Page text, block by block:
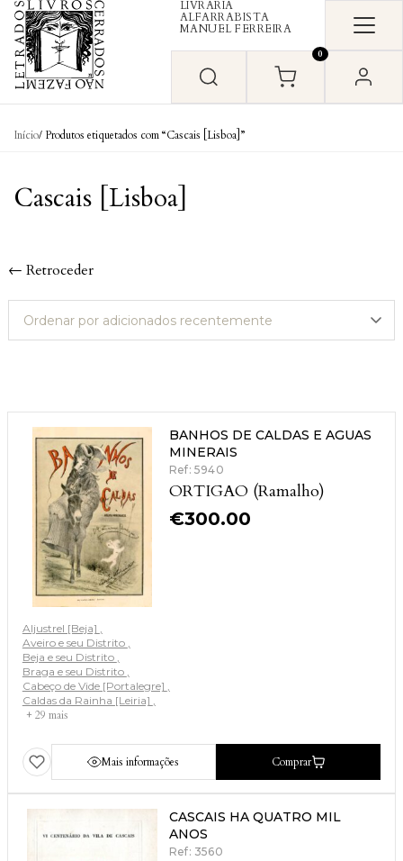
Skip to content
LIVRARIA
ALFARRABISTA
MANUEL FERREIRA
0
Início/ Produtos etiquetados com “Cascais [Lisboa]”
Cascais [Lisboa]
← Retroceder
BANHOS DE CALDAS E AGUAS
MINERAIS
Ref: 5940
ORTIGAO (Ramalho)
€300.00
Aljustrel [Beja]
Aveiro e seu Distrito
Beja e seu Distrito
Braga e seu Distrito
Cabeço de Vide [Portalegre]
Caldas da Rainha [Leiria]
+ 29 mais
Mais informações Comprar
CASCAIS HA QUATRO MIL
ANOS
Ref: 3560